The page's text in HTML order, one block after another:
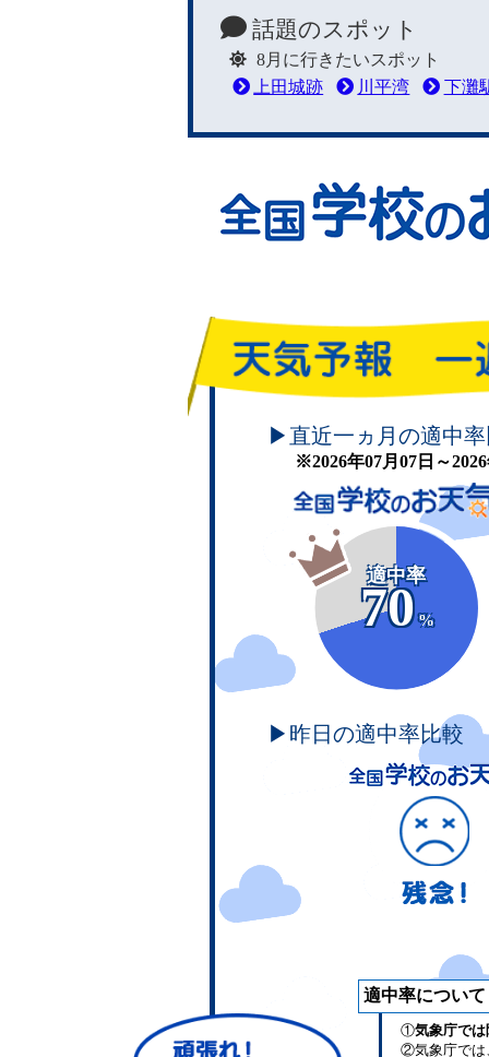
話題のスポット
8月に行きたいスポット
上田城跡
川平湾 下灘
頑張れ！学校のお天気
▶直近一ヵ月の適中率
※2026年07月07日～
適中率
70
%
▶昨日の適中率比較
適中率について
①気象庁では
②気象庁では